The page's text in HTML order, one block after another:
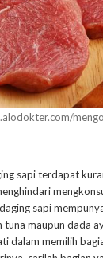
sapi terdapat
sapi
maupun dada
dalam memilih